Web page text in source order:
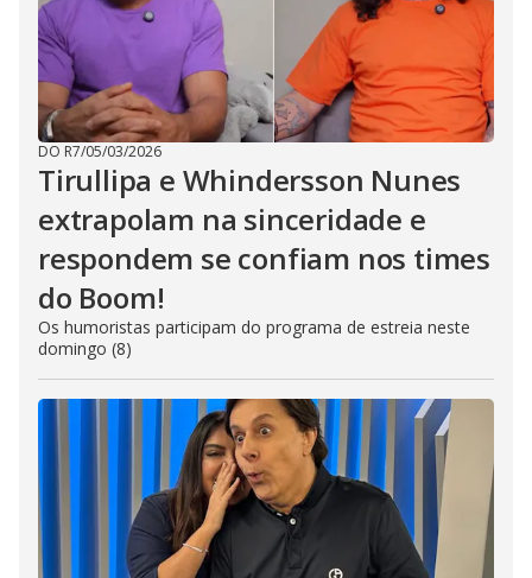
DO R7/05/03/2026
Tirullipa e Whindersson Nunes
extrapolam na sinceridade e
respondem se confiam nos times
do Boom!
Os humoristas participam do programa de estreia neste
domingo (8)